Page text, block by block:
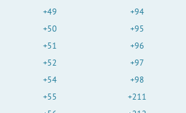
+49
+50
+51
+52
+54
+55
+94
+95
+96
+97
+98
+211